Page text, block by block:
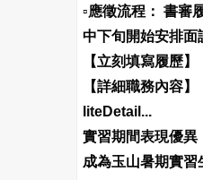
▫️應徵流程： 書審
中下旬開始安排面
【立刻填寫履歷】
【詳細職務內容
liteDetail...
實習期間表現優異
成為玉山暑期實習